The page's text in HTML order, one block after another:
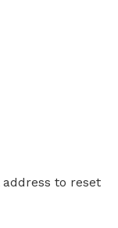
to reset